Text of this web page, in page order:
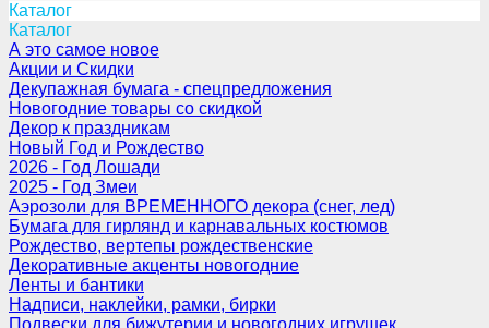
Каталог
Каталог
А это самое новое
Акции и Скидки
Декупажная бумага - спецпредложения
Новогодние товары со скидкой
Декор к праздникам
Новый Год и Рождество
2026 - Год Лошади
2025 - Год Змеи
Аэрозоли для ВРЕМЕННОГО декора (снег, лед)
Бумага для гирлянд и карнавальных костюмов
Рождество, вертепы рождественские
Декоративные акценты новогодние
Ленты и бантики
Надписи, наклейки, рамки, бирки
Подвески для бижутерии и новогодних игрушек